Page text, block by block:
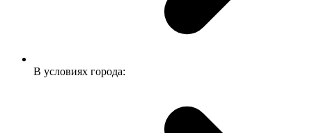
В условиях города: